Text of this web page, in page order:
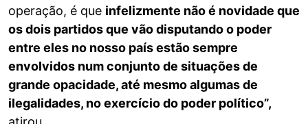
operação, é que infelizmente não é novidade que
os dois partidos que vão disputando o poder
entre eles no nosso país estão sempre
envolvidos num conjunto de situações de
grande opacidade, até mesmo algumas de
ilegalidades, no exercício do poder político”,